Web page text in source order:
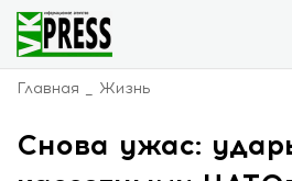
Главная Жизнь
Снова ужас: